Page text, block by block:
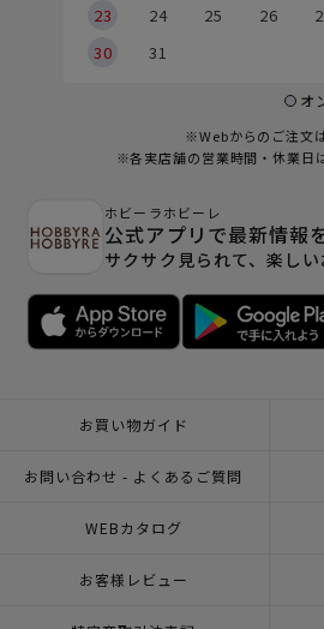
23
24 25 26
30
31
オ
※Webからのご注文
※各実店舗の営業時間・休業日
ホビーラホビーレ
公式アプリで最新情報
サクサク見られて、楽し
お買い物ガイド
お問い合わせ - よくあるご質問
WEBカタログ
お客様レビュー